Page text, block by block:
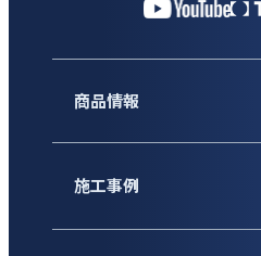
商品情報
施工事例